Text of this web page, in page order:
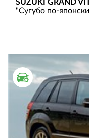
SUZUKI GRAND
"Сугубо по-
ТЕСТ ДРАЙВ